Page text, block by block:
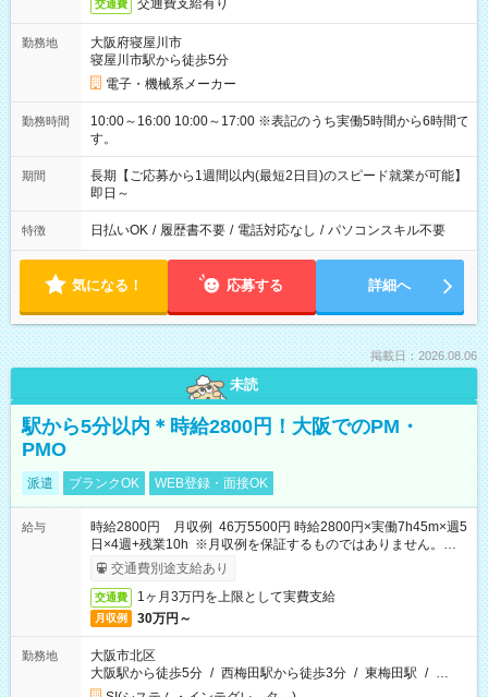
交通費 交通費支給有り
勤務地
大阪府寝屋川市
寝屋川市駅から徒歩5分
電子・機械系メーカー
勤務時間
10:00～16:00 10:00～17:00 ※表記のうち実働5時間から6時間で
す。
期間
長期【ご応募から1週間以内(最短2日目)のスピード就業が可能】
即日～
特徴 日払いOK / 履歴書不要 / 電話対応なし / パソコンスキル不要
気になる！ 応募する 詳細へ
掲載日：2026.08.06
未読
駅から5分以内＊時給2800円！大阪でのPM・
PMO
派遣 ブランクOK WEB登録・面接OK
給与
時給2800円 月収例 46万5500円 時給2800円×実働7h45m×週5
日×4週+残業10h ※月収例を保証するものではありません。※給
与即受取りサービス利用可（利用条件有）
交通費別途支給あり
交通費 1ヶ月3万円を上限として実費支給
月収例 30万円～
勤務地
大阪市北区
大阪駅から徒歩5分 / 西梅田駅から徒歩3分 / 東梅田駅 / …